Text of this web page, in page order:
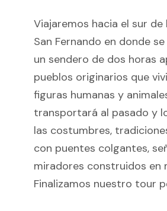
Viajaremos hacia el sur
San Fernando en donde
un sendero de dos horas
pueblos originarios que
figuras humanas y
transportará al pasado y
las costumbres,
con puentes colgantes,
miradores construidos en
Finalizamos nuestro tour